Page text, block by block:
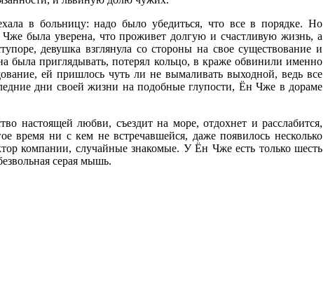
в больницу: надо было убедиться, что все в порядке. Но
была уверена, что проживет долгую и счастливую жизнь, а
девушка взглянула со стороны на свое существование и
была приглядывать, потерял кольцо, в краже обвинили именно
ей пришлось чуть ли не вымаливать выходной, ведь все
дни своей жизни на подобные глупости, Ён Чже в дораме
настоящей любви, съездит на море, отдохнет и расслабится,
время ни с кем не встречавшейся, даже появилось несколько
компании, случайные знакомые. У Ён Чже есть только шесть
серая мышь.